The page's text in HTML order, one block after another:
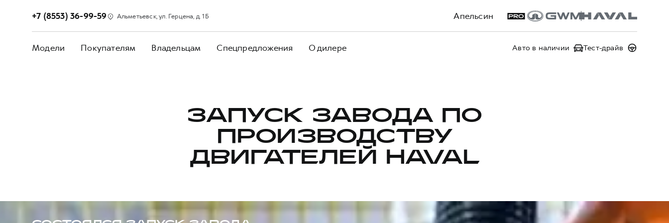
Апельсин
+7 (8553) 36-99-59 Альметьевск, ул. Герцена, д. 1Б
Модели Покупателям Владельцам Спецпредложения О дилере Авто в наличии Тест-драйв
ЗАПУСК ЗАВОДА ПО
ПРОИЗВОДСТВУ
ДВИГАТЕЛЕЙ HAVAL